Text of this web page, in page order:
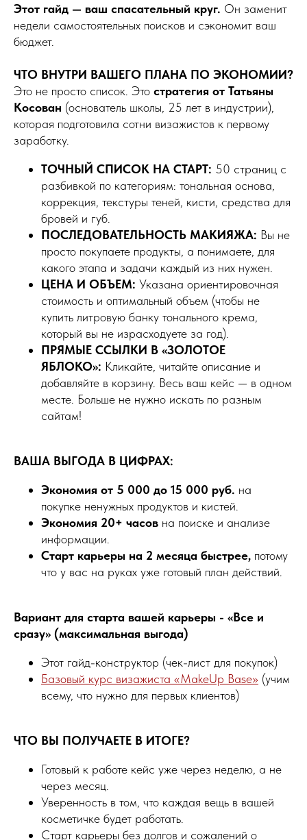
Этот гайд — ваш спасательный круг. Он заменит
недели самостоятельных поисков и сэкономит ваш
бюджет.
ЧТО ВНУТРИ ВАШЕГО ПЛАНА ПО ЭКОНОМИИ?
Это не просто список. Это стратегия от Татьяны
Косован (основатель школы, 25 лет в индустрии),
которая подготовила сотни визажистов к первому
заработку.
ТОЧНЫЙ СПИСОК НА СТАРТ: 50 страниц с
разбивкой по категориям: тональная основа,
коррекция, текстуры теней, кисти, средства для
бровей и губ.
ПОСЛЕДОВАТЕЛЬНОСТЬ МАКИЯЖА: Вы не
просто покупаете продукты, а понимаете, для
какого этапа и задачи каждый из них нужен.
ЦЕНА И ОБЪЕМ: Указана ориентировочная
стоимость и оптимальный объем (чтобы не
купить литровую банку тонального крема,
который вы не израсходуете за год).
ПРЯМЫЕ ССЫЛКИ В «ЗОЛОТОЕ
ЯБЛОКО»: Кликайте, читайте описание и
добавляйте в корзину. Весь ваш кейс — в одном
месте. Больше не нужно искать по разным
сайтам!
ВАША ВЫГОДА В ЦИФРАХ:
Экономия от 5 000 до 15 000 руб. на
покупке ненужных продуктов и кистей.
Экономия 20+ часов на поиске и анализе
информации.
Старт карьеры на 2 месяца быстрее, потому
что у вас на руках уже готовый план действий.
Вариант для старта вашей карьеры - «Все и
сразу» (максимальная выгода)
Этот гайд-конструктор (чек-лист для покупок)
Базовый курс визажиста «MakeUp Base» (учим
всему, что нужно для первых клиентов)
ЧТО ВЫ ПОЛУЧАЕТЕ В ИТОГЕ?
Готовый к работе кейс уже через неделю, а не
через месяц.
Уверенность в том, что каждая вещь в вашей
косметичке будет работать.
Старт карьеры без долгов и сожалений о